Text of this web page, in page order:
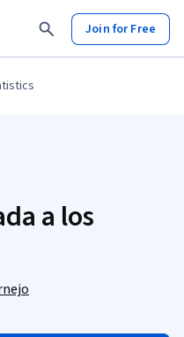
Join for Free
a los